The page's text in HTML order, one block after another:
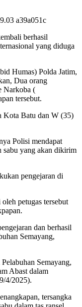
berhasil
yang diduga
Humas) Polda Jatim,
Dua orang
Narkoba (
tersebut.
Kota Batu dan W (35)
Polisi mendapat
sabu yang akan dikirim
pengejaran di
petugas tersebut
dan berhasil
Semayang,
Semayang,
Abast dalam
4/2025).
tersangka